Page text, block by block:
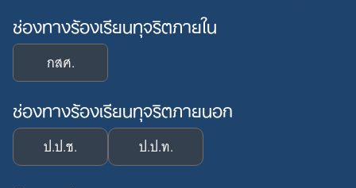
ช่องทางร้องเรียนทุจริตภายใน
กสศ.
ช่องทางร้องเรียนทุจริตภายนอก
ป.ป.ช. ป.ป.ท.